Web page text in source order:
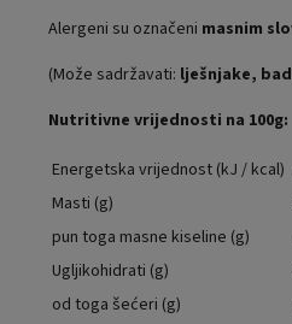
Alergeni su označeni masnim
(Može sadržavati: lješnjake,
Nutritivne vrijednosti na 100g:
Energetska vrijednost (kJ / kcal)
Masti (g)
pun toga masne kiseline (g)
Ugljikohidrati (g)
od toga šećeri (g)